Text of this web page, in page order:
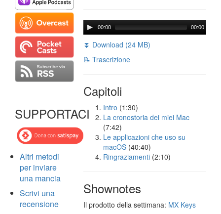
SUPPORTACI
Altri metodi
per inviare
una mancia
Scrivi una
recensione
00:00 00:00
⏬ Download (24 MB)
📝 Trascrizione
Capitoli
Intro (1:30)
La cronostoria dei miei Mac
(7:42)
Le applicazioni che uso su
macOS (40:40)
Ringraziamenti (2:10)
Shownotes
Il prodotto della settimana: MX Keys